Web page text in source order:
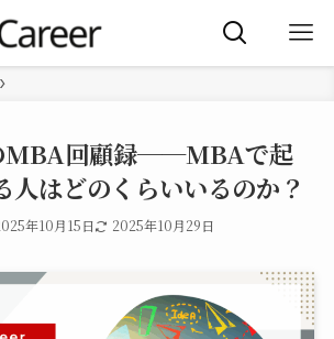
MBA回顧録──MBAで起
人はどのくらいいるのか？
年10月15日 2025年10月29日